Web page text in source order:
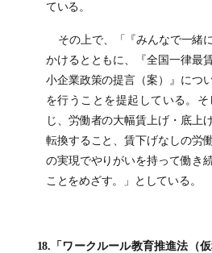
ている。
その上で、「『みんなで一緒
かけるとともに、『全国一律最
小企業政策の提言（案）』につ
を行うことを提起している。
じ、労働者の大幅賃上げ・底上
転換すること、賃下げなしの労
の実現でやりがいを持って働き
ことをめざす。」としている。
18.「ワークルール教育推進法（